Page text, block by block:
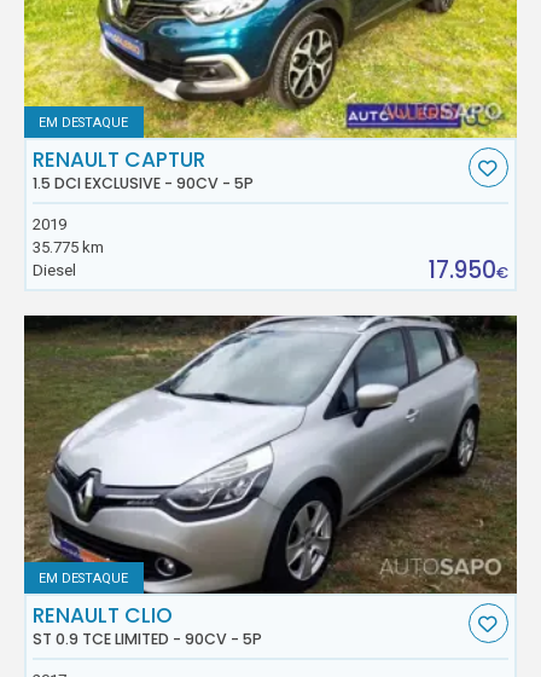
EM DESTAQUE
RENAULT CAPTUR
1.5 DCI EXCLUSIVE - 90CV - 5P
2019
35.775 km
Diesel
17.950€
EM DESTAQUE
RENAULT CLIO
ST 0.9 TCE LIMITED - 90CV - 5P